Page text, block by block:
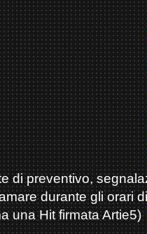
di preventivo,
durante gli orari
una Hit firmata Artie5)